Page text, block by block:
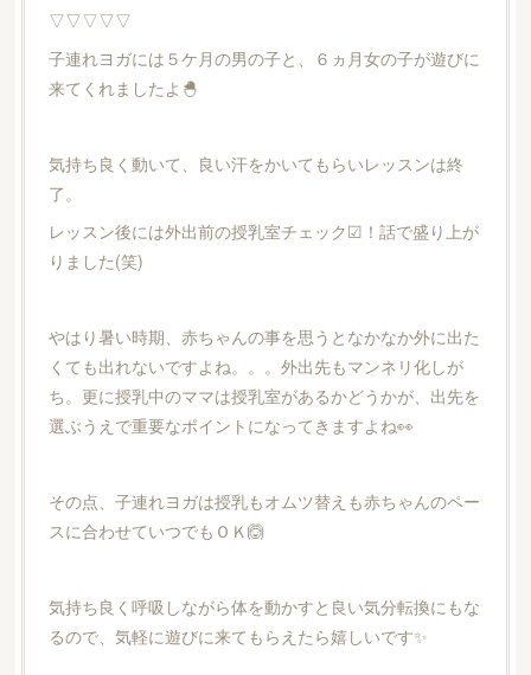
▽▽▽▽▽
子連れヨガには５ケ月の男の子と、６ヵ月女の子が遊びに
来てくれましたよ🐣
気持ち良く動いて、良い汗をかいてもらいレッスンは終
了。
レッスン後には外出前の授乳室チェック☑！話で盛り上が
りました(笑)
やはり暑い時期、赤ちゃんの事を思うとなかなか外に出た
くても出れないですよね。。。外出先もマンネリ化しが
ち。更に授乳中のママは授乳室があるかどうかが、出先を
選ぶうえで重要なポイントになってきますよね👀
その点、子連れヨガは授乳もオムツ替えも赤ちゃんのペー
スに合わせていつでもＯＫ🙆
気持ち良く呼吸しながら体を動かすと良い気分転換にもな
るので、気軽に遊びに来てもらえたら嬉しいです✨